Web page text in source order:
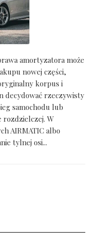
amortyzatora może
nowej części,
korpus i
decydować rzeczywisty
samochodu lub
rozdzielczej. W
AIRMATIC albo
tylnej osi...